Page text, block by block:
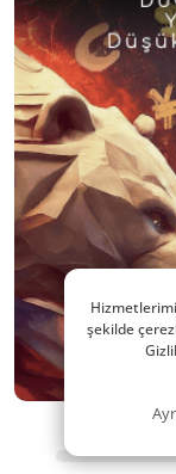
şekilde